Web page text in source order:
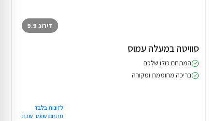
דירוג 9.9
סוויטה במעלה עמוס
המתחם כולו שלכם
בריכה מחוממת ומקורה
לזוגות בלבד
מתחם שומר שבת